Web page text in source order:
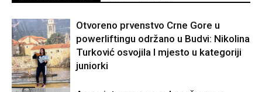
Otvoreno prvenstvo Crne Gore u
powerliftingu održano u Budvi: Nikolina
Turković osvojila I mjesto u kategoriji
juniorki